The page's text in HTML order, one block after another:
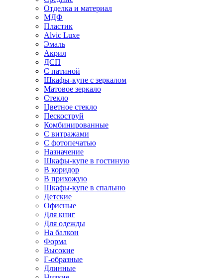
Отделка и материал
МДФ
Пластик
Alvic Luxe
Эмаль
Акрил
ДСП
С патиной
Шкафы-купе с зеркалом
Матовое зеркало
Стекло
Цветное стекло
Пескоструй
Комбинированные
С витражами
С фотопечатью
Назначение
Шкафы-купе в гостиную
В коридор
В прихожую
Шкафы-купе в спальню
Детские
Офисные
Для книг
Для одежды
На балкон
Форма
Высокие
Г-образные
Длинные